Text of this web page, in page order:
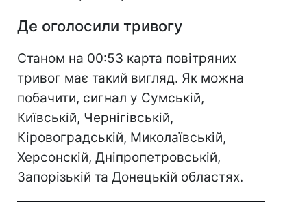
Де оголосили тривогу
Станом на 00:53 карта повітряних
тривог має такий вигляд. Як можна
побачити, сигнал у Сумській,
Київській, Чернігівській,
Кіровоградській, Миколаївській,
Херсонскій, Дніпропетровській,
Запорізькій та Донецькій областях.